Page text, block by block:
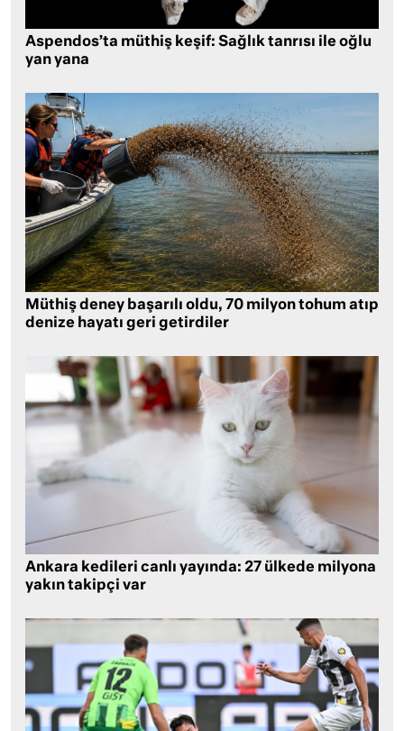
Aspendos’ta müthiş keşif: Sağlık tanrısı ile oğlu
yan yana
Müthiş deney başarılı oldu, 70 milyon tohum atıp
denize hayatı geri getirdiler
Ankara kedileri canlı yayında: 27 ülkede milyona
yakın takipçi var